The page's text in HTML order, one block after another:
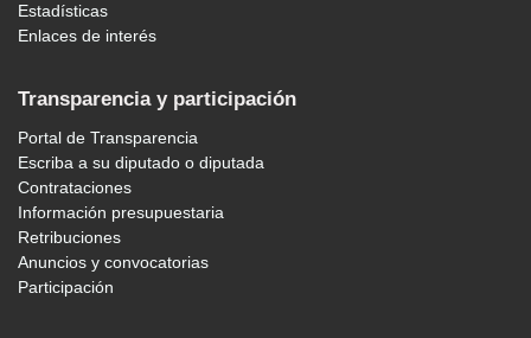
Estadísticas
Enlaces de interés
Transparencia y participación
Portal de Transparencia
Escriba a su diputado o diputada
Contrataciones
Información presupuestaria
Retribuciones
Anuncios y convocatorias
Participación